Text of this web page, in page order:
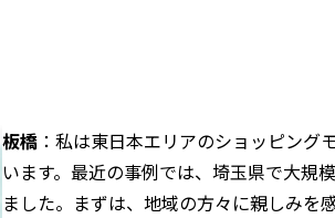
板橋：私は東日本エリアのショッピング
います。最近の事例では、埼玉県で大規
ました。まずは、地域の方々に親しみを